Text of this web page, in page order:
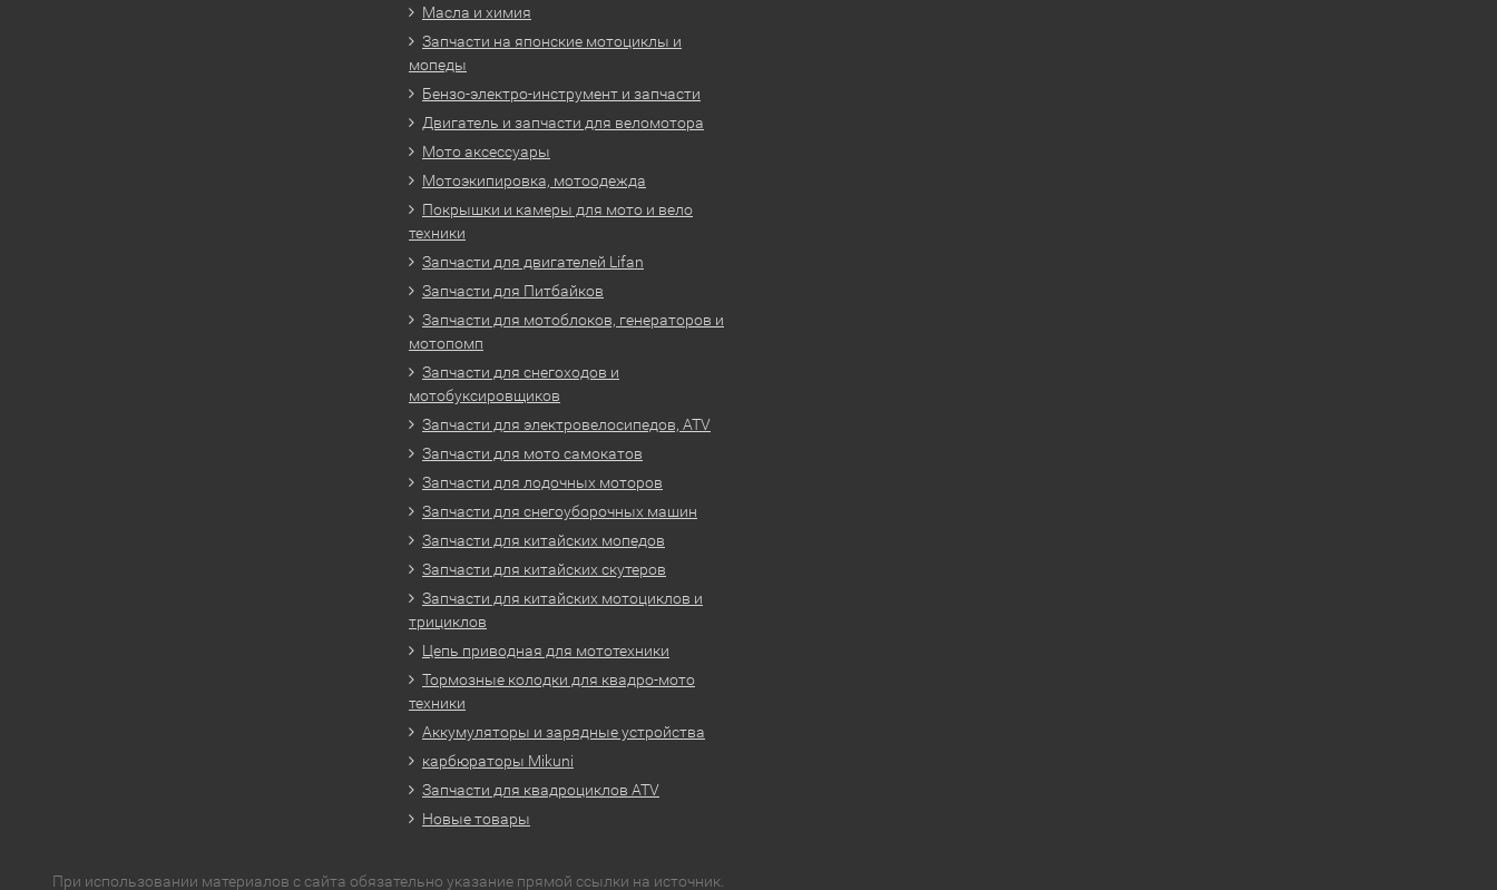
Масла и химия
Запчасти на японские мотоциклы и
мопеды
Бензо-электро-инструмент и запчасти
Двигатель и запчасти для веломотора
Мото аксессуары
Мотоэкипировка, мотоодежда
Покрышки и камеры для мото и вело
техники
Запчасти для двигателей Lifan
Запчасти для Питбайков
Запчасти для мотоблоков, генераторов и
мотопомп
Запчасти для снегоходов и
мотобуксировщиков
Запчасти для электровелосипедов, ATV
Запчасти для мото самокатов
Запчасти для лодочных моторов
Запчасти для снегоуборочных машин
Запчасти для китайских мопедов
Запчасти для китайских скутеров
Запчасти для китайских мотоциклов и
трициклов
Цепь приводная для мототехники
Тормозные колодки для квадро-мото
техники
Аккумуляторы и зарядные устройства
карбюраторы Mikuni
Запчасти для квадроциклов ATV
Новые товары
При использовании материалов с сайта обязательно указание прямой ссылки на источник.